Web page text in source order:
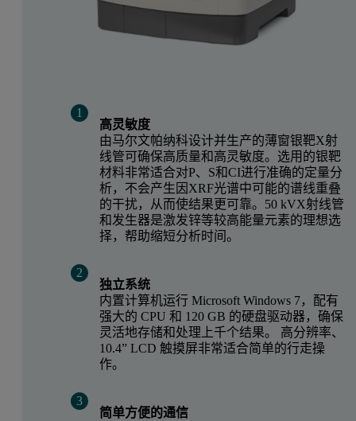
高灵敏度
由马尔文帕纳科设计并生产的薄窗银靶X射
线管可确保高质量和高灵敏度。选用的银靶
材料非常适合对P、S和CI进行准确的定量分
析，不会产生因XRF光谱中可能的谱线重叠
的干扰，从而使结果更可靠。50 kVX射线管
和发生器是激发锌等较高能量元素的理想选
择，帮助缩短分析时间。
独立系统
内置计算机运行 Microsoft Windows 7，配有
强大的 CPU 和 120 GB 的硬盘驱动器，确保
灵活地存储和处理上千个结果。 高分辨率、
10.4” LCD 触摸屏非常适合简单的行走操
作。
简单方便的通信